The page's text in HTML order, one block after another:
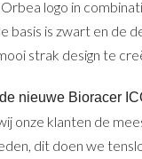
logo in
basis is zwart en de
strak design te
nieuwe Bioracer
onze klanten de
dit doen we